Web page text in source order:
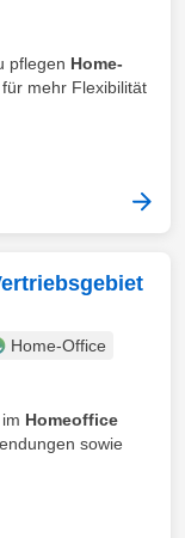
pflegen Home-
mehr Flexibilität
Home-Office
Homeoffice
sowie